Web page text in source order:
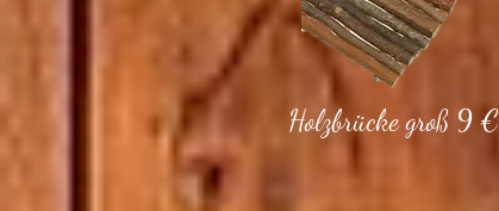
Holzbrücke groß 9 €